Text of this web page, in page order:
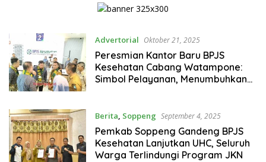
Advertorial Oktober 21, 2025
Peresmian Kantor Baru BPJS
Kesehatan Cabang Watampone:
Simbol Pelayanan, Menumbuhkan
Berita, Soppeng September 4, 2025
Pemkab Soppeng Gandeng BPJS
Kesehatan Lanjutkan UHC, Seluruh
Warga Terlindungi Program JKN